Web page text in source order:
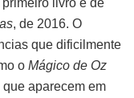
, de 2016. O
que dificilmente
o Mágico de Oz
aparecem em